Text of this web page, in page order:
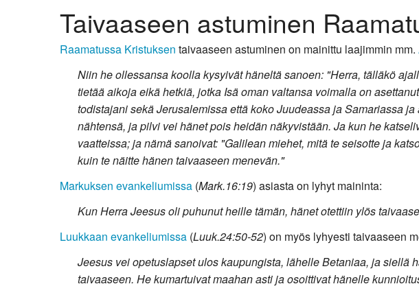
Taivaaseen astuminen
Raamatussa Kristuksen taivaaseen astuminen on mainittu laajimmin mm.
Niin he ollessansa koolla kysyivät häneltä sanoen: "Herra, tälläkö
tietää aikoja eikä hetkiä, jotka Isä oman valtansa voimalla on
todistajani sekä Jerusalemissa että koko Juudeassa ja Samariassa
nähtensä, ja pilvi vei hänet pois heidän näkyvistään. Ja kun he
vaatteissa; ja nämä sanoivat: "Galilean miehet, mitä te seisotte ja
kuin te näitte hänen taivaaseen menevän."
Markuksen evankeliumissa (Mark.16:19) asiasta on lyhyt maininta:
Kun Herra Jeesus oli puhunut heille tämän, hänet otettiin ylös
Luukkaan evankeliumissa (Luuk.24:50-52) on myös lyhyesti taivaaseen
Jeesus vei opetuslapset ulos kaupungista, lähelle Betaniaa, ja siellä
taivaaseen. He kumartuivat maahan asti ja osoittivat hänelle